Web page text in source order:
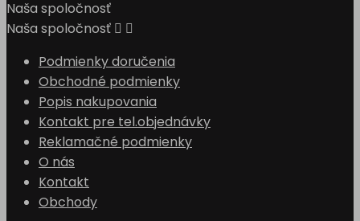
Naša spoločnosť
Naša spoločnosť  
Podmienky doručenia
Obchodné podmienky
Popis nakupovania
Kontakt pre tel.objednávky
Reklamačné podmienky
O nás
Kontakt
Obchody